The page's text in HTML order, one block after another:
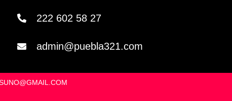
222 602 58 27
admin@puebla321.com